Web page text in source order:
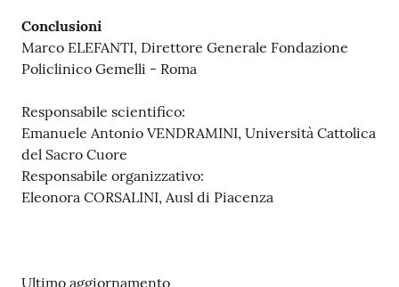
Conclusioni
Marco ELEFANTI, Direttore Generale Fondazione
Policlinico Gemelli - Roma
Responsabile scientifico:
Emanuele Antonio VENDRAMINI, Università Cattolica
del Sacro Cuore
Responsabile organizzativo:
Eleonora CORSALINI, Ausl di Piacenza
Ultimo aggiornamento